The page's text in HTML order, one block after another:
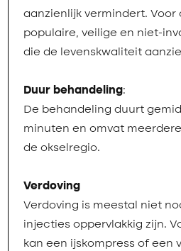
aanzienlijk vermindert. Voor
populaire, veilige en niet-
die de levenskwaliteit
Duur behandeling:
De behandeling duurt
minuten en omvat
de okselregio.
Verdoving
Verdoving is meestal niet
injecties oppervlakkig zijn.
kan een ijskompress of een